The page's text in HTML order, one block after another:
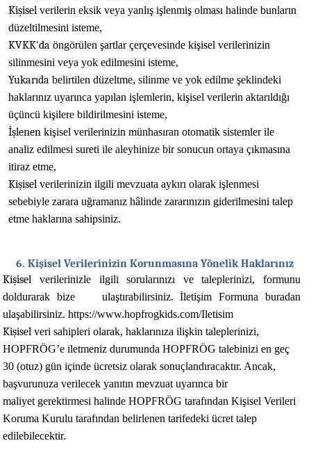
Kişisel verilerin eksik veya yanlış işlenmiş olması halinde bunların
düzeltilmesini isteme,
KVKK'da öngörülen şartlar çerçevesinde kişisel verilerinizin
silinmesini veya yok edilmesini isteme,
Yukarıda belirtilen düzeltme, silinme ve yok edilme şeklindeki
haklarınız uyarınca yapılan işlemlerin, kişisel verilerin aktarıldığı
üçüncü kişilere bildirilmesini isteme,
İşlenen kişisel verilerinizin münhasıran otomatik sistemler ile
analiz edilmesi sureti ile aleyhinize bir sonucun ortaya çıkmasına
itiraz etme,
Kişisel verilerinizin ilgili mevzuata aykırı olarak işlenmesi
sebebiyle zarara uğramanız hâlinde zararınızın giderilmesini talep
etme haklarına sahipsiniz.
6. Kişisel Verilerinizin Korunmasına Yönelik Haklarınız
Kişisel
verilerinizle ilgili sorularınızı ve taleplerinizi,
formunu
doldurarak bize ulaştırabilirsiniz. İletişim Formuna
buradan
ulaşabilirsiniz. https://www.hopfrogkids.com/Iletisim
Kişisel veri sahipleri olarak, haklarınıza ilişkin taleplerinizi,
HOPFRÖG’e iletmeniz durumunda HOPFRÖG talebinizi en geç
30 (otuz) gün içinde ücretsiz olarak sonuçlandıracaktır. Ancak,
başvurunuza verilecek yanıtın mevzuat uyarınca bir
maliyet gerektirmesi halinde HOPFRÖG tarafından Kişisel Verileri
Koruma Kurulu tarafından belirlenen tarifedeki ücret talep
edilebilecektir.